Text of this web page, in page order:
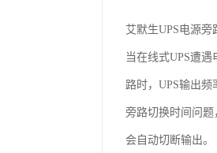
艾默生UPS电源旁
当在线式UPS遭
路时，UPS输出
旁路切换时间问
会自动切断输出。